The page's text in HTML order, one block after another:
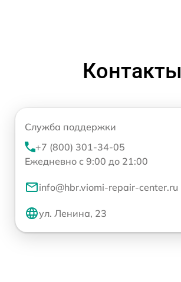
Контакты
Служба поддержки
+7 (800) 301-34-05
Ежедневно с 9:00 до 21:00
info@hbr.viomi-repair-center.ru
ул. Ленина, 23